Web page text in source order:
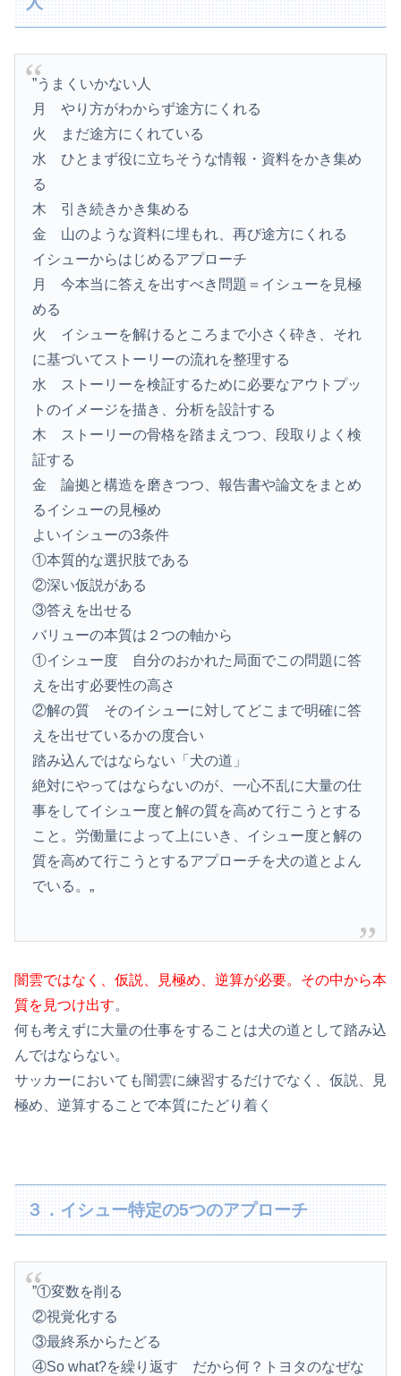
”うまくいかない人
月 やり方がわからず途方にくれる
火 まだ途方にくれている
水 ひとまず役に立ちそうな情報・資料をかき集め
る
木 引き続きかき集める
金 山のような資料に埋もれ、再び途方にくれる
イシューからはじめるアプローチ
月 今本当に答えを出すべき問題＝イシューを見極
める
火 イシューを解けるところまで小さく砕き、それ
に基づいてストーリーの流れを整理する
水 ストーリーを検証するために必要なアウトプッ
トのイメージを描き、分析を設計する
木 ストーリーの骨格を踏まえつつ、段取りよく検
証する
金 論拠と構造を磨きつつ、報告書や論文をまとめ
るイシューの見極め
よいイシューの3条件
①本質的な選択肢である
②深い仮説がある
③答えを出せる
バリューの本質は２つの軸から
①イシュー度 自分のおかれた局面でこの問題に答
えを出す必要性の高さ
②解の質 そのイシューに対してどこまで明確に答
えを出せているかの度合い
踏み込んではならない「犬の道」
絶対にやってはならないのが、一心不乱に大量の仕
事をしてイシュー度と解の質を高めて行こうとする
こと。労働量によって上にいき、イシュー度と解の
質を高めて行こうとするアプローチを犬の道とよん
でいる。„
闇雲ではなく、仮説、見極め、逆算が必要。その中から本
質を見つけ出す。
何も考えずに大量の仕事をすることは犬の道として踏み込
んではならない。
サッカーにおいても闇雲に練習するだけでなく、仮説、見
極め、逆算することで本質にたどり着く
３．イシュー特定の5つのアプローチ
”①変数を削る
②視覚化する
③最終系からたどる
④So what?を繰り返す だから何？トヨタのなぜな